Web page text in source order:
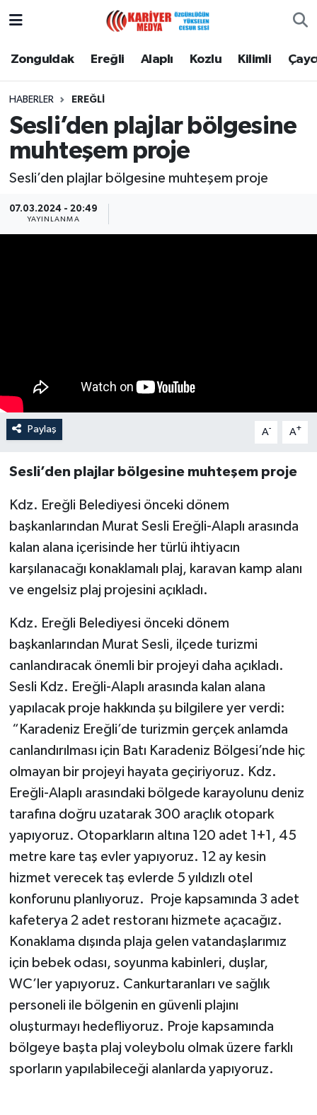
Zonguldak Ereğli Alaplı Kozlu Kilimli
HABERLER EREĞLI
Sesli’den plajlar bölgesine
muhteşem proje
Sesli’den plajlar bölgesine muhteşem proje
07.03.2024 - 20:49
YAYINLANMA
Paylaş A- A+
Sesli’den plajlar bölgesine muhteşem proje
Kdz. Ereğli Belediyesi önceki dönem
başkanlarından Murat Sesli Ereğli-Alaplı arasında
kalan alana içerisinde her türlü ihtiyacın
karşılanacağı konaklamalı plaj, karavan kamp alanı
ve engelsiz plaj projesini açıkladı.
Kdz. Ereğli Belediyesi önceki dönem
başkanlarından Murat Sesli, ilçede turizmi
canlandıracak önemli bir projeyi daha açıkladı.
Sesli Kdz. Ereğli-Alaplı arasında kalan alana
yapılacak proje hakkında şu bilgilere yer verdi:
“Karadeniz Ereğli’de turizmin gerçek anlamda
canlandırılması için Batı Karadeniz Bölgesi’nde hiç
olmayan bir projeyi hayata geçiriyoruz. Kdz.
Ereğli-Alaplı arasındaki bölgede karayolunu deniz
tarafına doğru uzatarak 300 araçlık otopark
yapıyoruz. Otoparkların altına 120 adet 1+1, 45
metre kare taş evler yapıyoruz. 12 ay kesin
hizmet verecek taş evlerde 5 yıldızlı otel
konforunu planlıyoruz. Proje kapsamında 3 adet
kafeterya 2 adet restoranı hizmete açacağız.
Konaklama dışında plaja gelen vatandaşlarımız
için bebek odası, soyunma kabinleri, duşlar,
WC’ler yapıyoruz. Cankurtaranları ve sağlık
personeli ile bölgenin en güvenli plajını
oluşturmayı hedefliyoruz. Proje kapsamında
bölgeye başta plaj voleybolu olmak üzere farklı
sporların yapılabileceği alanlarda yapıyoruz.
Zonguldak
Alaplı
Kozlu
Çaycuma
Mesaj
Dergim
Zonguldak Nöbetçi Eczaneler
Zonguldak Namaz Vakitleri
Zonguldak Trafik Yoğunluk Haritası
Tüm Manşetler